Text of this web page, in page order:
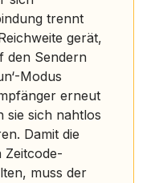
trennt
gerät,
den Sendern
Modus
erneut
sie sich nahtlos
Damit die
muss der